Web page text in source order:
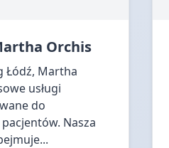
Orchis
Łódź, Martha
usługi
do
Nasza